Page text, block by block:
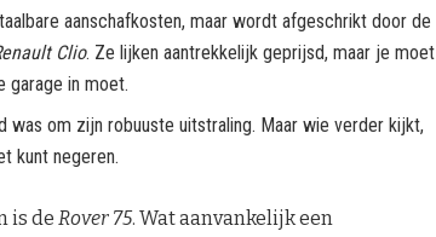
aanschafkosten, maar wordt afgeschrikt door de
Clio. Ze lijken aantrekkelijk geprijsd, maar je moet
garage in moet.
was om zijn robuuste uitstraling. Maar wie verder kijkt,
kunt negeren.
is de Rover 75. Wat aanvankelijk een